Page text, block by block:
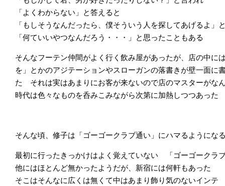
「よくわからない」と答えると
「もしそうなんだったら、僕そういう人を探してあげるよ」
「何ていいやつなんだろう・・・」と思ったこともある
そんなフーテン仲間がよく行く飲み屋があったが、店の中に
を」とかのアジテーションやスローガンの落書きが壁一面に
た それは実はあまりにお客が来ないので店のマスターが
時代は色々なものを呑みこみながら次第に加熱しつつあった
そんな頃、修子は「ゴーゴークラブ通い」にハマるようにな
最初に行ったきっかけはよく覚えていない 「ゴーゴークラ
他にはほとんど無かったようだが、新宿には何軒もあった
そこはそんなに広くは無くて中はあまり飾り気のないインテ